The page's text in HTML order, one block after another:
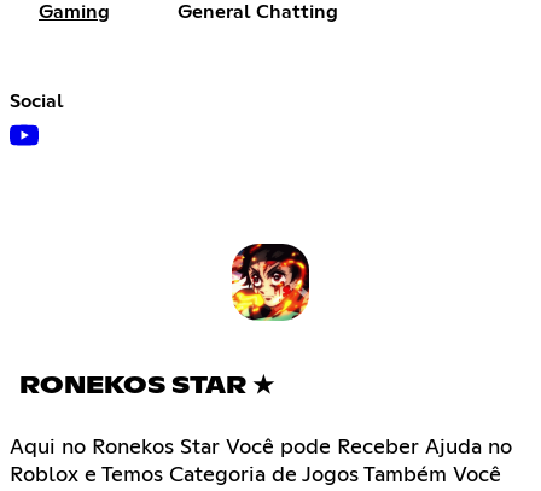
Gaming General Chatting
Social
RONEKOS STAR ★
Aqui no Ronekos Star Você pode Receber Ajuda no
Roblox e Temos Categoria de Jogos Também Você